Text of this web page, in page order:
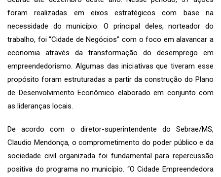
foram realizadas em eixos estratégicos com base na
necessidade do município. O principal deles, norteador do
trabalho, foi “Cidade de Negócios” com o foco em alavancar a
economia através da transformação do desemprego em
empreendedorismo. Algumas das iniciativas que tiveram esse
propósito foram estruturadas a partir da construção do Plano
de Desenvolvimento Econômico elaborado em conjunto com
as lideranças locais.
De acordo com o diretor-superintendente do Sebrae/MS,
Claudio Mendonça, o comprometimento do poder público e da
sociedade civil organizada foi fundamental para repercussão
positiva do programa no município. “O Cidade Empreendedora